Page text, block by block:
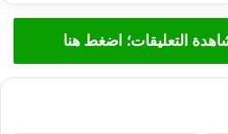
التعليقات؛ اضغط هنا